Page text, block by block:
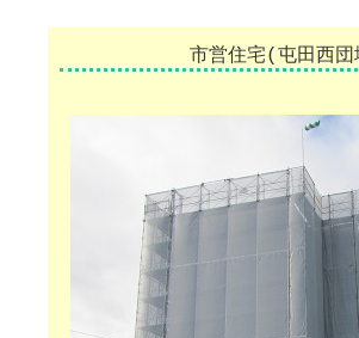
市営住宅(屯田西